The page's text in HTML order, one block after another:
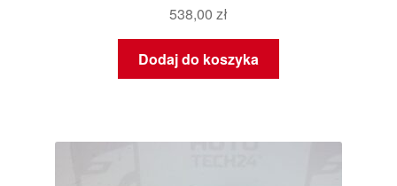
538,00 zł
Dodaj do koszyka